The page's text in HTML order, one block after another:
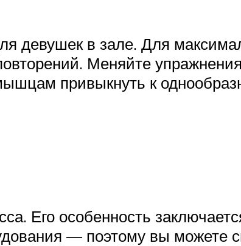
девушек в зале. Для
Меняйте
привыкнуть к
Его особенность
— поэтому вы можете